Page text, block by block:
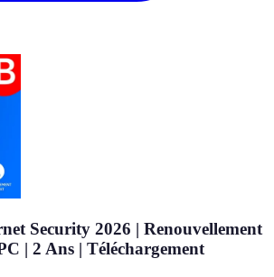
Security 2026 | Renouvellement
| 2 Ans | Téléchargement